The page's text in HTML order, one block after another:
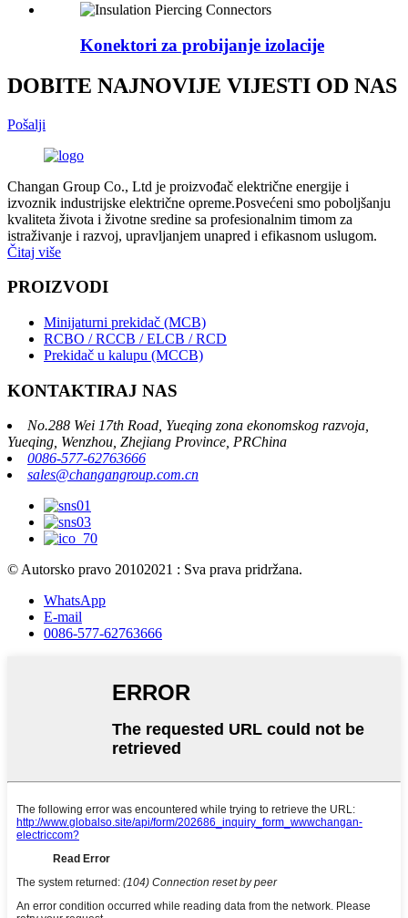
Konektori za probijanje izolacije
DOBITE NAJNOVIJE VIJESTI OD NAS
Pošalji
Changan Group Co., Ltd je proizvođač električne energije i
izvoznik industrijske električne opreme.Posvećeni smo poboljšanju
kvaliteta života i životne sredine sa profesionalnim timom za
istraživanje i razvoj, upravljanjem unapred i efikasnom uslugom.
Čitaj više
PROIZVODI
Minijaturni prekidač (MCB)
RCBO / RCCB / ELCB / RCD
Prekidač u kalupu (MCCB)
KONTAKTIRAJ NAS
No.288 Wei 17th Road, Yueqing zona ekonomskog razvoja,
Yueqing, Wenzhou, Zhejiang Province, PRChina
0086-577-62763666
sales@changangroup.com.cn
© Autorsko pravo 20102021 : Sva prava pridržana.
WhatsApp
E-mail
0086-577-62763666